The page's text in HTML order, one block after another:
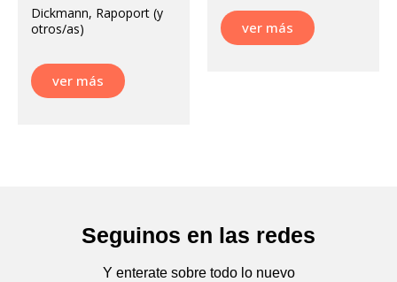
Dickmann, Rapoport (y
otros/as)
ver más
ver más
Seguinos en las redes
Y enterate sobre todo lo nuevo